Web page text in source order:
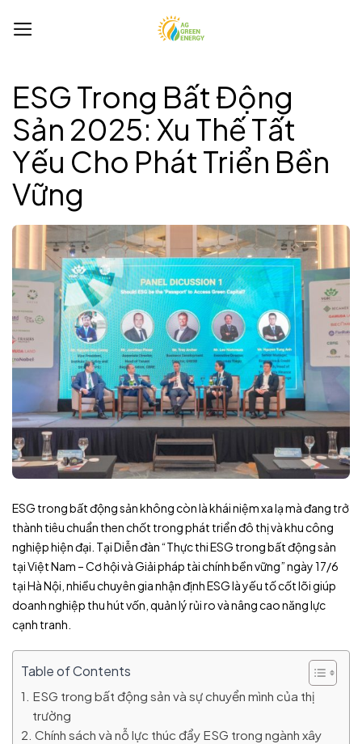
qua
ESG Trong Bất Động
Sản 2025: Xu Thế Tất
Yếu Cho Phát Triển Bền
Vững
ESG trong bất động sản không còn là khái niệm xa lạ mà đang trở
thành tiêu chuẩn then chốt trong phát triển đô thị và khu công
nghiệp hiện đại. Tại Diễn đàn “Thực thi ESG trong bất động sản
tại Việt Nam – Cơ hội và Giải pháp tài chính bền vững” ngày 17/6
tại Hà Nội, nhiều chuyên gia nhận định ESG là yếu tố cốt lõi giúp
doanh nghiệp thu hút vốn, quản lý rủi ro và nâng cao năng lực
cạnh tranh.
Table of Contents
ESG trong bất động sản và sự chuyển mình của thị
trường
Chính sách và nỗ lực thúc đẩy ESG trong ngành xây